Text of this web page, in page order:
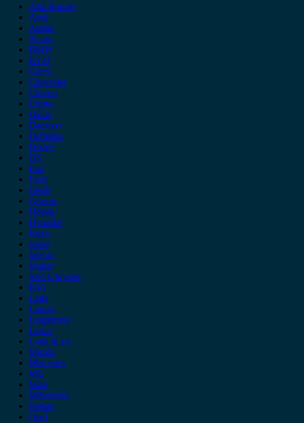
Alfa Romeo
Audi
Austin
Acura
BMW
BYD
Chery
Chevrolet
Citroen
Cupra
Dacia
Daewoo
Daihatsu
Dodge
DS
Fiat
Ford
Geely
Gonow
Honda
Hyundai
Isuzu
iveco
Jaecoo
Jaguar
Jeep Chrysler
KIA
Lada
Lancia
Leapmotor
Lexus
Lynk & co
Mazda
Mercedes
MG
Mini
Mitsubishi
Nissan
Opel